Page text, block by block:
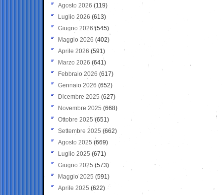
Agosto 2026 (119)
Luglio 2026 (613)
Giugno 2026 (545)
Maggio 2026 (402)
Aprile 2026 (591)
Marzo 2026 (641)
Febbraio 2026 (617)
Gennaio 2026 (652)
Dicembre 2025 (627)
Novembre 2025 (668)
Ottobre 2025 (651)
Settembre 2025 (662)
Agosto 2025 (669)
Luglio 2025 (671)
Giugno 2025 (573)
Maggio 2025 (591)
Aprile 2025 (622)